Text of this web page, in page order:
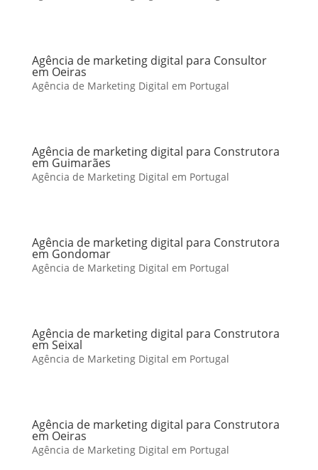
Agência de marketing digital para Consultor
em Oeiras
Agência de Marketing Digital em Portugal
Agência de marketing digital para Construtora
em Guimarães
Agência de Marketing Digital em Portugal
Agência de marketing digital para Construtora
em Gondomar
Agência de Marketing Digital em Portugal
Agência de marketing digital para Construtora
em Seixal
Agência de Marketing Digital em Portugal
Agência de marketing digital para Construtora
em Oeiras
Agência de Marketing Digital em Portugal